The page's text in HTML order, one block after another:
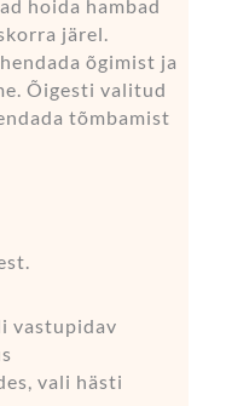
hoida hambad
järel.
õgimist ja
Õigesti valitud
tõmbamist
vastupidav
vali hästi